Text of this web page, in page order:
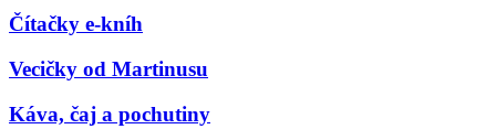
Čítačky e-kníh
Vecičky od Martinusu
Káva, čaj a pochutiny